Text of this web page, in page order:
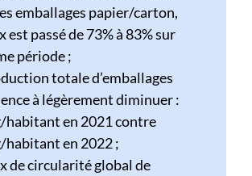
emballages papier/carton,
est passé de 73% à 83% sur
période ;
totale d’emballages
à légèrement diminuer :
habitant en 2021 contre
habitant en 2022 ;
de circularité global de